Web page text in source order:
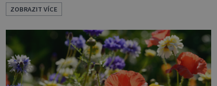
Máte v plánu sypat v zimě zpěvavým
opeřencům nějaké dobroty? Pak byste měli
vědět pár pravidel, která je při tom nutno
dodržovat. Jinak můžete ptákům víc uškodit
než pomoci. Ornitologové varují, že špatné
krmení je
ZOBRAZIT VÍCE